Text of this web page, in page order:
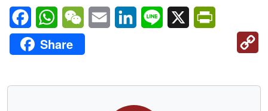
FacebookWhatsAppWeChatEmail LinkedInLine X
Share